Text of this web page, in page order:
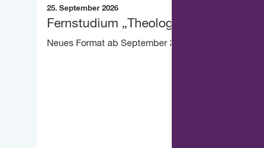
25. September 2026
Fernstudium „Theologie heute“
Neues Format ab September 2026